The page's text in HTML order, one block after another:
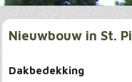
Nieuwbouw in St.
Dakbedekking